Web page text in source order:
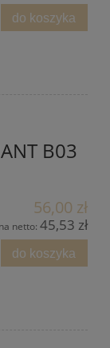
do koszyka
B03
56,00 zł
netto: 45,53 zł
do koszyka